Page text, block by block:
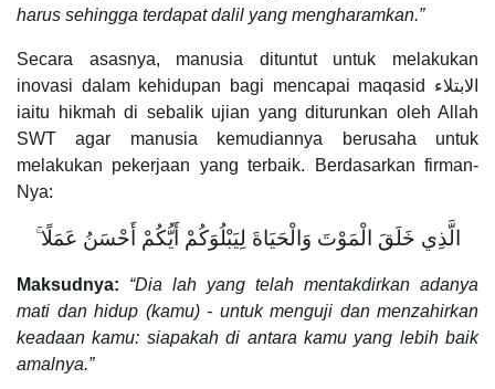
harus sehingga terdapat dalil yang mengharamkan.”
Secara asasnya, manusia dituntut untuk melakukan
inovasi dalam kehidupan bagi mencapai maqasid الابتلاء
iaitu hikmah di sebalik ujian yang diturunkan oleh Allah
SWT agar manusia kemudiannya berusaha untuk
melakukan pekerjaan yang terbaik. Berdasarkan firman-
Nya:
الَّذِي خَلَقَ الْمَوْتَ وَالْحَيَاةَ لِيَبْلُوَكُمْ أَيُّكُمْ أَحْسَنُ عَمَلًا ۚ
Maksudnya: “Dia lah yang telah mentakdirkan adanya
mati dan hidup (kamu) - untuk menguji dan menzahirkan
keadaan kamu: siapakah di antara kamu yang lebih baik
amalnya.”